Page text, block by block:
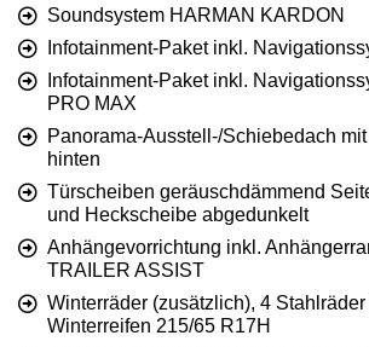
Soundsystem HARMAN KARDON
Infotainment-Paket inkl.
Infotainment-Paket inkl.
PRO MAX
Panorama-Ausstell-/Schiebedach
hinten
Türscheiben geräuschdämmend
und Heckscheibe abgedunkelt
Anhängevorrichtung inkl.
TRAILER ASSIST
Winterräder (zusätzlich), 4 Stahlräder
Winterreifen 215/65 R17H